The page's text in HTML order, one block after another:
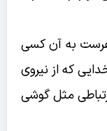
به آن کسی
که از نیروی
مثل گوشی